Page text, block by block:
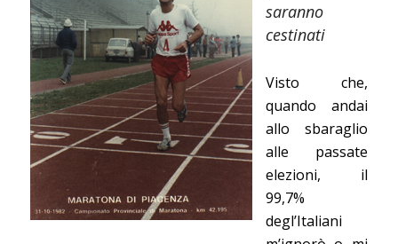
saranno
cestinati
Visto che,
quando andai
allo sbaraglio
alle passate
elezioni, il
99,7%
degl’Italiani